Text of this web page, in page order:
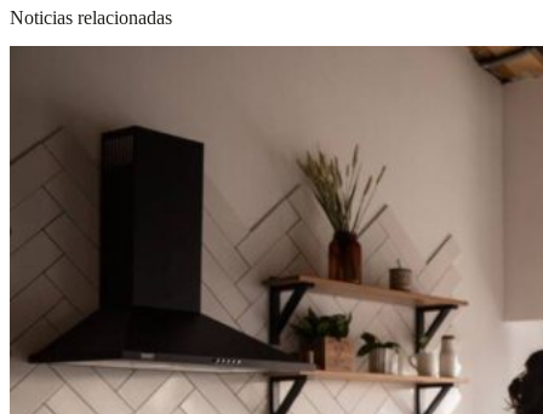
Noticias relacionadas